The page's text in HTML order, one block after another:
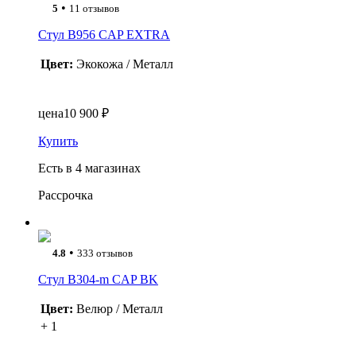
5 • 11 отзывов
Стул B956 CAP EXTRA
Цвет: Экокожа / Металл
цена10 900 ₽
Купить
Есть в 4 магазинах
Рассрочка
4.8 • 333 отзывов
Стул B304-m CAP BK
Цвет: Велюр / Металл
+ 1